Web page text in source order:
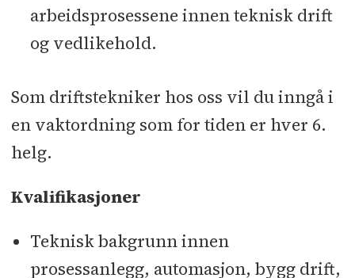
arbeidsprosessene innen teknisk drift
og vedlikehold.
Som driftstekniker hos oss vil du inngå i
en vaktordning som for tiden er hver 6.
helg.
Kvalifikasjoner
Teknisk bakgrunn innen
prosessanlegg, automasjon, bygg drift,